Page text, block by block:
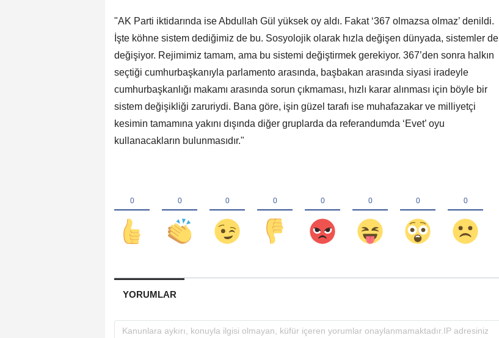
"AK Parti iktidarında ise Abdullah Gül yüksek oy aldı. Fakat ‘367 olmazsa olmaz’ denildi.
İşte köhne sistem dediğimiz de bu. Sosyolojik olarak hızla değişen dünyada, sistemler de
değişiyor. Rejimimiz tamam, ama bu sistemi değiştirmek gerekiyor. 367’den sonra halkın
seçtiği cumhurbaşkanıyla parlamento arasında, başbakan arasında siyasi iradeyle
cumhurbaşkanlığı makamı arasında sorun çıkmaması, hızlı karar alınması için böyle bir
sistem değişikliği zaruriydi. Bana göre, işin güzel tarafı ise muhafazakar ve milliyetçi
kesimin tamamına yakını dışında diğer gruplarda da referandumda ‘Evet’ oyu
kullanacakların bulunmasıdır."
YORUMLAR